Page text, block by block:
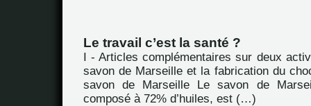
Le travail c’est la santé ?
I - Articles complémentaires sur deux
savon de Marseille et la fabrication du
savon de Marseille Le savon de
composé à 72% d’huiles, est (…)